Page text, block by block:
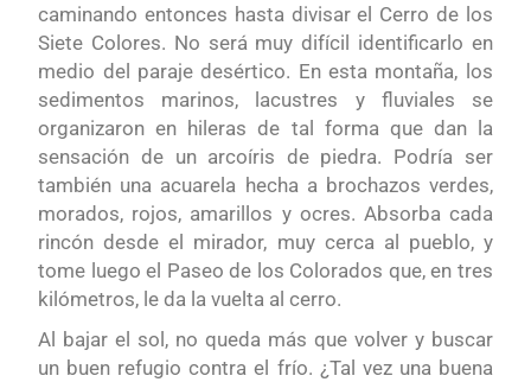
caminando entonces hasta divisar el Cerro de los
Siete Colores. No será muy difícil identificarlo en
medio del paraje desértico. En esta montaña, los
sedimentos marinos, lacustres y fluviales se
organizaron en hileras de tal forma que dan la
sensación de un arcoíris de piedra. Podría ser
también una acuarela hecha a brochazos verdes,
morados, rojos, amarillos y ocres. Absorba cada
rincón desde el mirador, muy cerca al pueblo, y
tome luego el Paseo de los Colorados que, en tres
kilómetros, le da la vuelta al cerro.
Al bajar el sol, no queda más que volver y buscar
un buen refugio contra el frío. ¿Tal vez una buena